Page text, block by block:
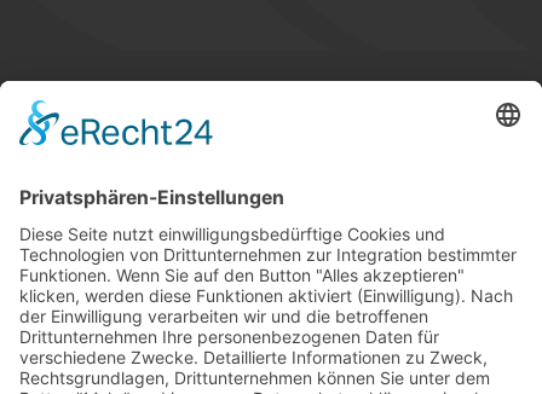
KARRIERE
TIPPSPIEL
PRESSE